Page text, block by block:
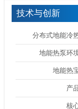
技术与创新
分布式地能冷
地能热泵环
地能热
产
核